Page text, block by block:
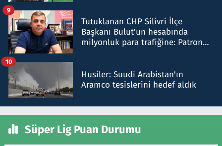
Tutuklanan CHP Silivri İlçe
Başkanı Bulut'un hesabında
milyonluk para trafiğine: Patron
9
Husiler: Suudi Arabistan'ın
Aramco tesislerini hedef aldık
10
Süper Lig Puan Durumu